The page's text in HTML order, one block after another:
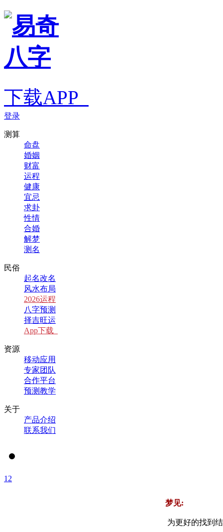
下载APP
登录
测算
命盘
婚姻
财富
运程
健康
宜忌
求卦
性情
合婚
解梦
测名
民俗
起名改名
风水布局
2026运程
八字预测
择吉旺运
App下载
资源
移动应用
专家团队
合作平台
预测教学
关于
产品介绍
联系我们
1 2
梦见:
为更好的找到